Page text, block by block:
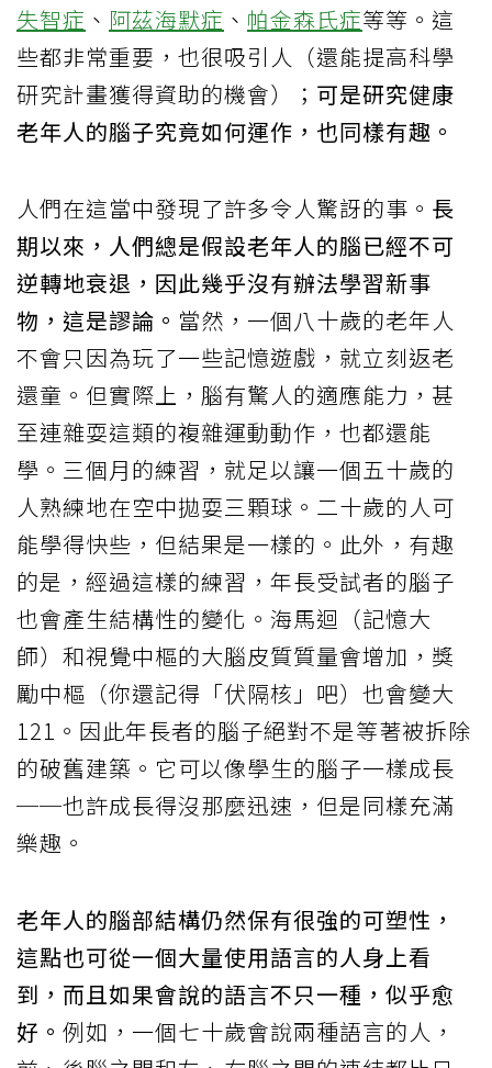
失智症 、 阿茲海默症 、 帕金森氏症等等。這
些都非常重要，也很吸引人（還能提高科學
研究計畫獲得資助的機會）； 可是研究健康
老年人的腦子究竟如何運作，也同樣有趣。
人們在這當中發現了許多令人驚訝的事。 長
期以來，人們總是假設老年人的腦已經不可
逆轉地衰退，因此幾乎沒有辦法學習新事
物，這是謬論。 當然，一個八十歲的老年人
不會只因為玩了一些記憶遊戲，就立刻返老
還童。但實際上，腦有驚人的適應能力，甚
至連雜耍這類的複雜運動動作，也都還能
學。三個月的練習，就足以讓一個五十歲的
人熟練地在空中拋耍三顆球。二十歲的人可
能學得快些，但結果是一樣的。此外，有趣
的是，經過這樣的練習，年長受試者的腦子
也會產生結構性的變化。海馬迴（記憶大
師）和視覺中樞的大腦皮質質量會增加，獎
勵中樞（你還記得「伏隔核」吧）也會變大
121。因此年長者的腦子絕對不是等著被拆除
的破舊建築。它可以像學生的腦子一樣成長
──也許成長得沒那麼迅速，但是同樣充滿
樂趣。
老年人的腦部結構仍然保有很強的可塑性，
這點也可從一個大量使用語言的人身上看
到，而且如果會說的語言不只一種，似乎愈
好。 例如，一個七十歲會說兩種語言的人，